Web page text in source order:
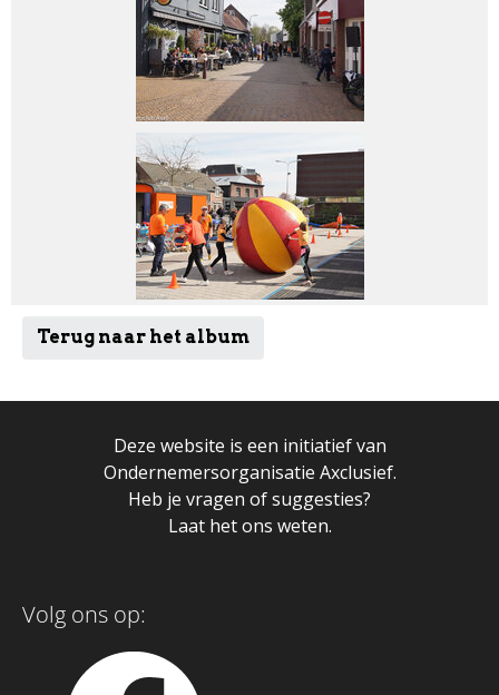
Terug naar het album
Deze website is een initiatief van
Ondernemersorganisatie Axclusief.
Heb je vragen of suggesties?
Laat het ons weten.
Volg ons op: